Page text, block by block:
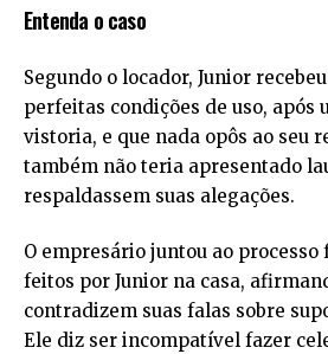
Entenda o caso
Segundo o locador, Junior
perfeitas condições de uso, após
vistoria, e que nada opôs ao seu
também não teria apresentado
respaldassem suas alegações.
O empresário juntou ao processo
feitos por Junior na casa,
contradizem suas falas sobre
Ele diz ser incompatível fazer